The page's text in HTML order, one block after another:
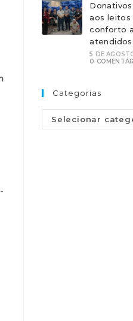
aos leitos
conforto
atendidos
5 DE
0
Categorias
Selecionar